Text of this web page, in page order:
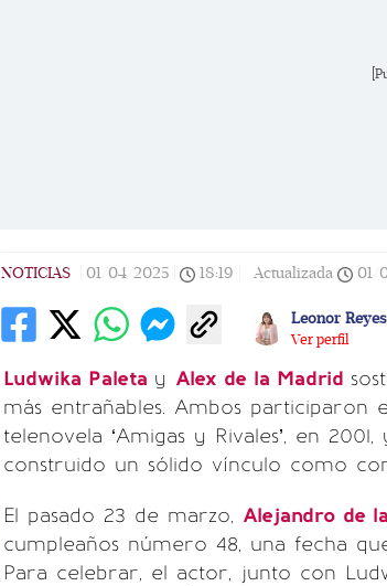
NOTICIAS 01/04/2025 18:19 Actualizada 01/
Leonor Reyes
Ver perfil
Ludwika Paleta y Alex de la Madrid
más entrañables. Ambos participaron
telenovela ‘Amigas y Rivales’, en
construido un sólido vínculo como
El pasado 23 de marzo, Alejandro de
cumpleaños número 48, una fecha
Para celebrar, el actor, junto con